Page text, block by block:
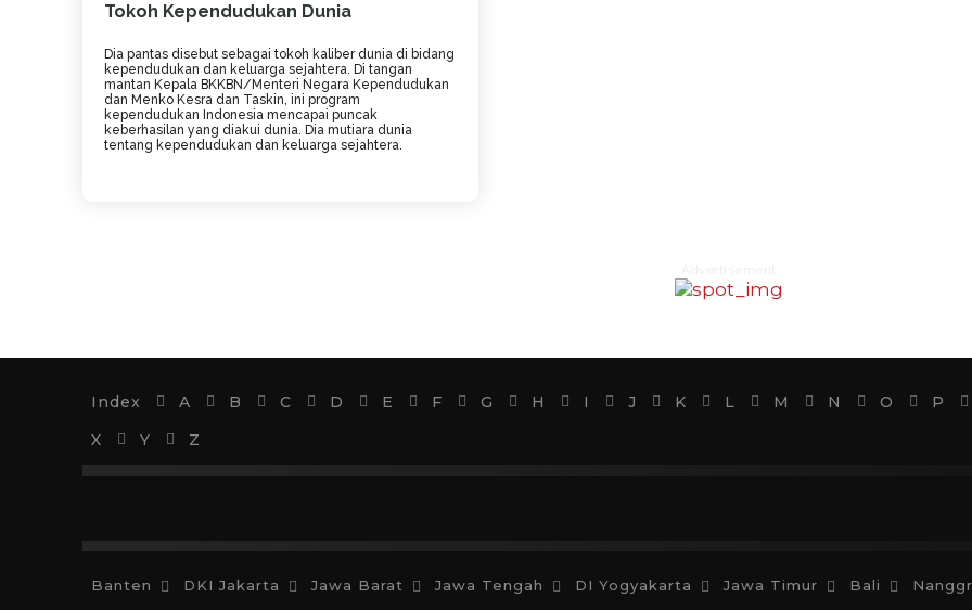
Tokoh Kependudukan Dunia
Dia pantas disebut sebagai tokoh kaliber dunia di bidang
kependudukan dan keluarga sejahtera. Di tangan
mantan Kepala BKKBN/Menteri Negara Kependudukan
dan Menko Kesra dan Taskin, ini program
kependudukan Indonesia mencapai puncak
keberhasilan yang diakui dunia. Dia mutiara dunia
tentang kependudukan dan keluarga sejahtera.
Advertisement
Index A B C D E F G H I J K L M N O P
X
Y Z
Banten DKI Jakarta Jawa Barat Jawa Tengah DI Yogyakarta Jawa Timur Bali